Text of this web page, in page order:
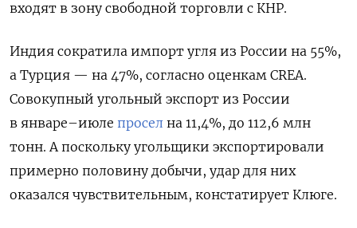
входят в зону свободной торговли с КНР.
Индия сократила импорт угля из России на 55%,
а Турция — на 47%, согласно оценкам CREA.
Совокупный угольный экспорт из России
в январе–июле просел на 11,4%, до 112,6 млн
тонн. А поскольку угольщики экспортировали
примерно половину добычи, удар для них
оказался чувствительным, констатирует Клюге.